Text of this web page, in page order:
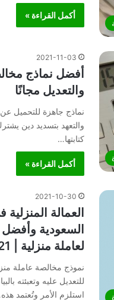
أكمل القراءة »
2021-11-03
أفضل نماذج
والتعديل مجانًا
نماذج جاهزة للتحميل
والتعهد بتسديد دين
كتابتها…
أكمل القراءة »
2021-10-30
العمالة
السعودية
لعاملة منزلية | 2021
نموذج مخالصة عاملة
للتعديل عليه وتعبئته
استلزم الأمر وتُعتمد